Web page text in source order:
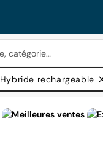
Hybride rechargeable